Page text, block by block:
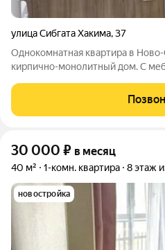
улица Сибгата Хакима,37
Однокомнатная квартира в
кирпично-монолитный дом. С
30 000 ₽ в месяц
40 м² 1-комн. квартира 8 этаж
новостройка